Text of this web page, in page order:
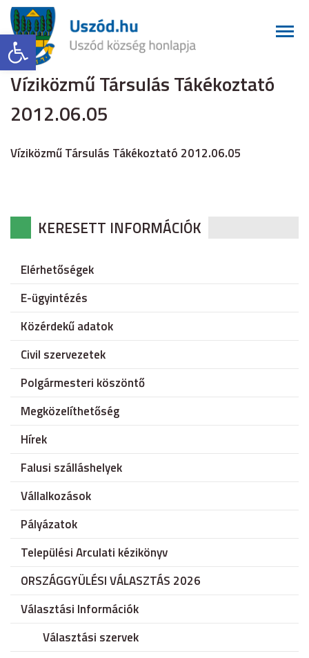
Eszköztár megnyitása
Víziközmű Társulás Tákékoztató
2012.06.05
Víziközmű Társulás Tákékoztató 2012.06.05
KERESETT INFORMÁCIÓK
Elérhetőségek
E-ügyintézés
Közérdekű adatok
Civil szervezetek
Polgármesteri köszöntő
Megközelíthetőség
Hírek
Falusi szálláshelyek
Vállalkozások
Pályázatok
Települési Arculati kézikönyv
ORSZÁGGYÜLÉSI VÁLASZTÁS 2026
Választási Információk
Választási szervek